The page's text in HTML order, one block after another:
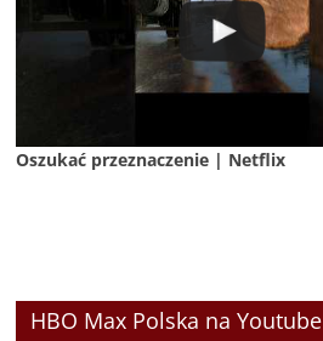
Oszukać przeznaczenie | Netflix
HBO Max Polska na Youtube